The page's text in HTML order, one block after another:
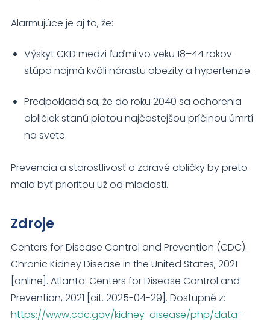
Alarmujúce je aj to, že:
Výskyt CKD medzi ľuďmi vo veku 18–44 rokov
stúpa najmä kvôli nárastu obezity a hypertenzie.
Predpokladá sa, že do roku 2040 sa ochorenia
obličiek stanú piatou najčastejšou príčinou úmrtí
na svete.
Prevencia a starostlivosť o zdravé obličky by preto
mala byť prioritou už od mladosti.
Zdroje
Centers for Disease Control and Prevention (CDC).
Chronic Kidney Disease in the United States, 2021
[online]. Atlanta: Centers for Disease Control and
Prevention, 2021 [cit. 2025-04-29]. Dostupné z:
https://www.cdc.gov/kidney-disease/php/data-